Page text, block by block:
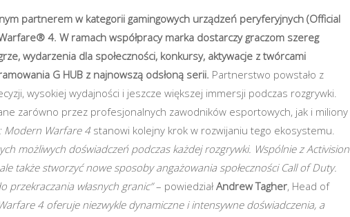
partnerem w kategorii gamingowych urządzeń peryferyjnych (Official
4. W ramach współpracy marka dostarczy graczom szereg
wydarzenia dla społeczności, konkursy, aktywacje z twórcami
G HUB z najnowszą odsłoną serii. Partnerstwo powstało z
wysokiej wydajności i jeszcze większej immersji podczas rozgrywki.
zarówno przez profesjonalnych zawodników esportowych, jak i miliony
Modern Warfare 4 stanowi kolejny krok w rozwijaniu tego ekosystemu.
możliwych doświadczeń podczas każdej rozgrywki. Wspólnie z Activision
także stworzyć nowe sposoby angażowania społeczności Call of Duty.
własnych granic”– powiedziałAndrew Tagher, Head of
4 oferuje niezwykle dynamiczne i intensywne doświadczenia, a